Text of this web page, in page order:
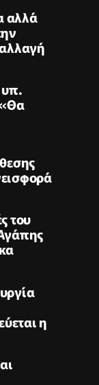
αλλά
υπ.
του
η